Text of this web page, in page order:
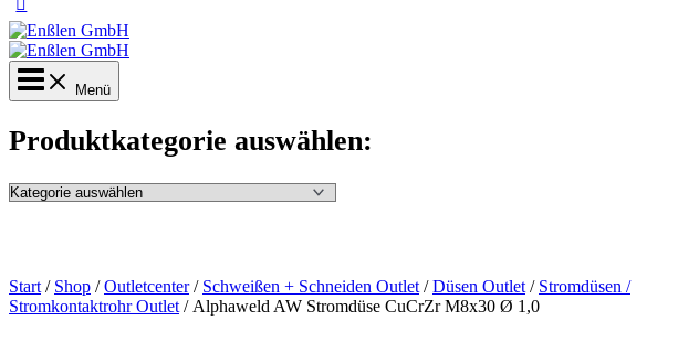
Menü
Produktkategorie auswählen:
Start / Shop /Outletcenter/ Schweißen + Schneiden Outlet /Düsen Outlet / Stromdüsen /
Stromkontaktrohr Outlet / Alphaweld AW Stromdüse CuCrZr M8x30 Ø 1,0